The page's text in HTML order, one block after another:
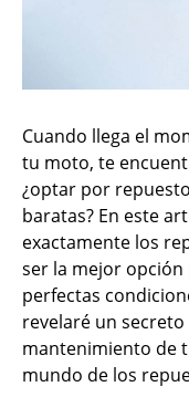
Cuando llega el
tu moto, te
¿optar por
baratas? En este
exactamente los
ser la mejor
perfectas
revelaré un
mantenimiento de
mundo de los